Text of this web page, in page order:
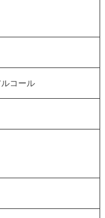
コール